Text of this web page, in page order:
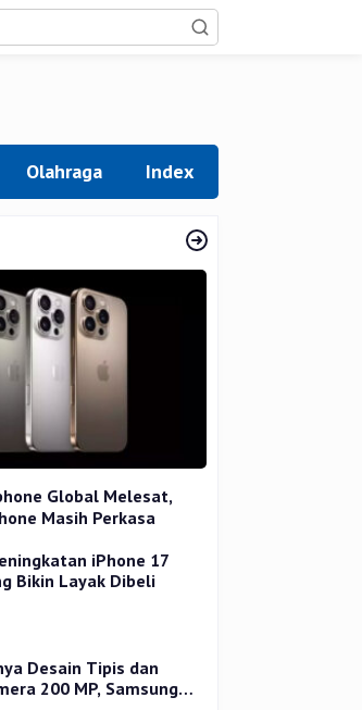
Olahraga Index
Global Melesat,
Masih Perkasa
iPhone 17
Bikin Layak Dibeli
Desain Tipis dan
200 MP, Samsung